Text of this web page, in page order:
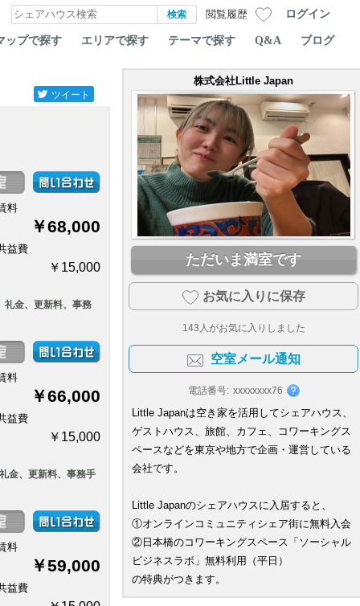
閲覧履歴 ログイン
ップで探す エリアで探す テーマで探す Q&A ブログ
ツイート
料
￥68,000
益費
￥15,000
金、更新料、事務
料
￥66,000
益費
￥15,000
金、更新料、事務手
料
￥59,000
益費
株式会社Little Japan
ただいま満室です
お気に入りに保存
143 人がお気に入りしました
空室メール通知
電話番号: xxxxxxxx76
Little Japanは空き家を活用してシェアハウス、
ゲストハウス、旅館、カフェ、コワーキングス
ペースなどを東京や地方で企画・運営している
会社です。
Little Japanのシェアハウスに入居すると、
①オンラインコミュニティシェア街に無料入会
②日本橋のコワーキングスペース「ソーシャル
ビジネスラボ」無料利用（平日）
の特典がつきます。